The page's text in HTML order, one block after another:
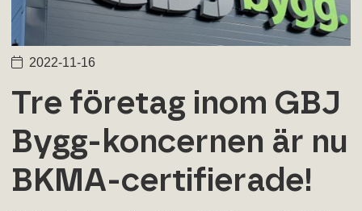
2022-11-16
Tre företag inom GBJ
Bygg-koncernen är nu
BKMA-certifierade!